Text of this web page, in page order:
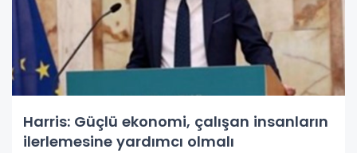
Harris: Güçlü ekonomi, çalışan insanların
ilerlemesine yardımcı olmalı